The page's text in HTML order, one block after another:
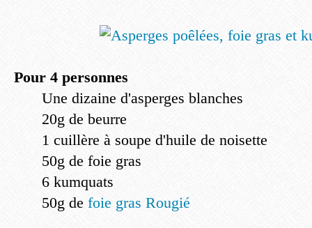
Pour 4 personnes
Une dizaine d'asperges blanches
20g de beurre
1 cuillère à soupe d'huile de noisette
50g de foie gras
6 kumquats
50g de foie gras Rougié